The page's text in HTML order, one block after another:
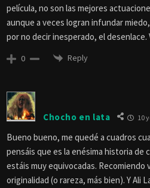
película, no son las mejores
aunque a veces logran infundar
por no decir inesperado, el desenlace.
0 Reply
Chocho en lata 10
Bueno bueno, me quedé a cuadros
pensáis que es la enésima historia de
estáis muy equivocadas. Recomiendo
originalidad (o rareza, más bien). Y Ali